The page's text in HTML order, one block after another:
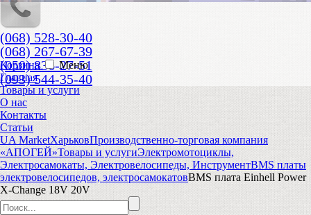
(068) 528-30-40
(068) 267-67-39
(050) 836-27-51
(093) 544-35-40
Корзина
Меню
Главная
Товары и услуги
О нас
Контакты
Статьи
UA MarketХарьковПроизводственно-торговая компания
«АПОГЕЙ»Товары и услугиЭлектромотоциклы,
Электросамокаты, Электровелосипеды, ИнструментBMS платы
электровелосипедов, электросамокатовBMS плата Einhell Power
X-Change 18V 20V